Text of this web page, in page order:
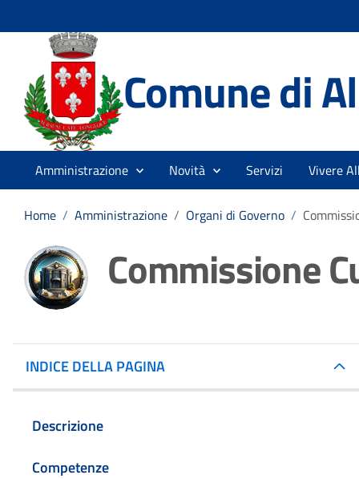
Comune di
Amministrazione Novità Servizi Vivere
Home / Amministrazione / Organi di Governo /
Commissione
INDICE DELLA PAGINA
Descrizione
Competenze